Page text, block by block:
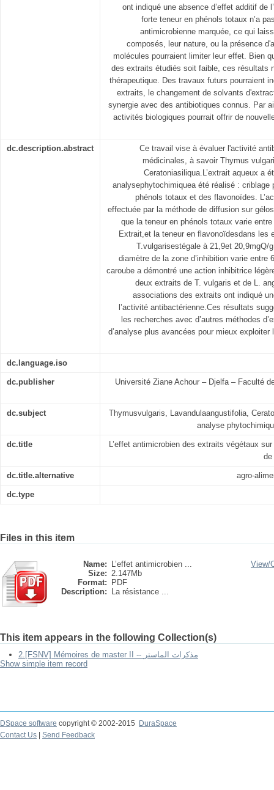
ont indiqué une absence d’effet additif de
forte teneur en phénols totaux n’a
antimicrobienne marquée, ce qui
composés, leur nature, ou la présence
molécules pourraient limiter leur effet. Bien
des extraits étudiés soit faible, ces résultats
thérapeutique. Des travaux futurs pourraient
extraits, le changement de solvants
synergie avec des antibiotiques connus. Par
activités biologiques pourrait offrir de
dc.description.abstract
Ce travail vise à évaluer l'activité
médicinales, à savoir Thymus
Ceratoniasiliqua.L’extrait aqueux a
analysephytochimiquea été réalisé : criblage
phénols totaux et des flavonoïdes.
effectuée par la méthode de diffusion sur
que la teneur en phénols totaux varie
Extrait,et la teneur en flavonoïdesdans les
T.vulgarisestégale à 21,9et 20,9mgQ/
diamètre de la zone d’inhibition varie entre
caroube a démontré une action inhibitrice
deux extraits de T. vulgaris et de L.
associations des extraits ont indiqué
l’activité antibactérienne.Ces résultats
les recherches avec d’autres méthodes
d’analyse plus avancées pour mieux
dc.language.iso
dc.publisher Université Ziane Achour – Djelfa – Faculté
dc.subject
Thymusvulgaris, Lavandulaangustifolia,
analyse
dc.title
L’effet antimicrobien des extraits végétaux
de
dc.title.alternative agro-
dc.type
Files in this item
Name:
L’effet antimicrobien ...
Size: 2.147Mb
Format:
PDF
Description:
La résistance ...
View/
This item appears in the following Collection(s)
2.[FSNV] Mémoires de master II -- مذكرات الماستر
Show simple item record
DSpace software copyright © 2002-2015
DuraSpace
Contact Us
Send Feedback